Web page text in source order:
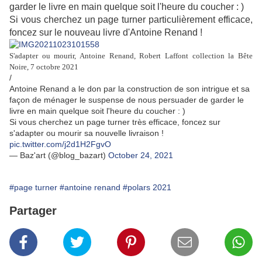
garder le livre en main quelque soit l'heure du coucher : )
Si vous cherchez un page turner particulièrement efficace,
foncez sur le nouveau livre d'Antoine Renand !
S'adapter ou mourir, Antoine Renand, Robert Laffont collection la Bête
Noire, 7 octobre 2021
/
Antoine Renand a le don par la construction de son intrigue et sa
façon de ménager le suspense de nous persuader de garder le
livre en main quelque soit l'heure du coucher : )
Si vous cherchez un page turner très efficace, foncez sur
s'adapter ou mourir sa nouvelle livraison !
pic.twitter.com/j2d1H2FgvO
— Baz'art (@blog_bazart) October 24, 2021
#page turner #antoine renand #polars 2021
Partager